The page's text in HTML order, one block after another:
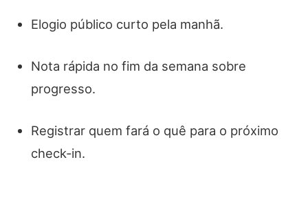
Elogio público curto pela manhã.
Nota rápida no fim da semana sobre
progresso.
Registrar quem fará o quê para o próximo
check‑in.